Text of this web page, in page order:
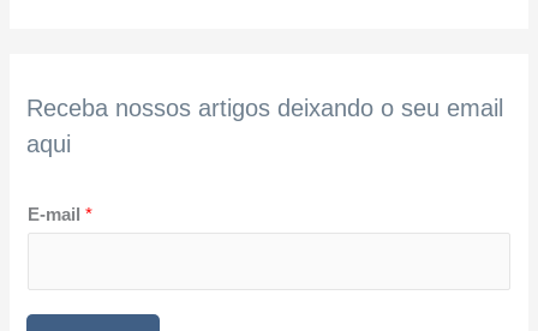
Receba nossos artigos deixando o seu email
aqui
E-mail*